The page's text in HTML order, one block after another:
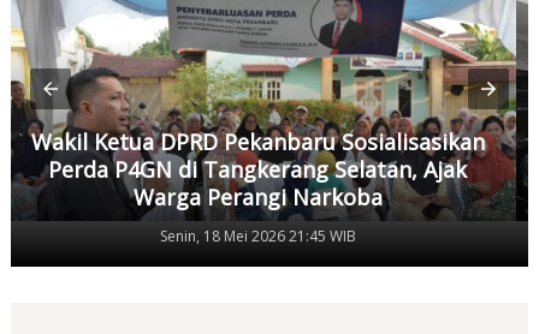
Wakil Ketua DPRD Pekanbaru Sosialisasikan
Perda P4GN di Tangkerang Selatan, Ajak
Warga Perangi Narkoba
Senin, 18 Mei 2026 21:45 WIB